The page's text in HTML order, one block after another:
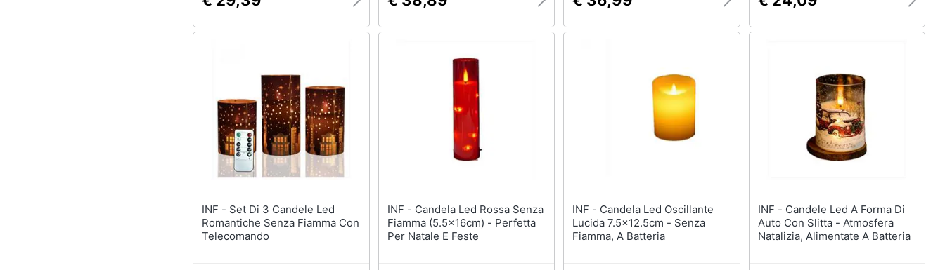
INF - Set Di 3 Candele Led
Romantiche Senza Fiamma Con
Telecomando
INF - Candela Led Rossa Senza
Fiamma (5.5x16cm) - Perfetta
Per Natale E Feste
INF - Candela Led Oscillante
Lucida 7.5x12.5cm - Senza
Fiamma, A Batteria
INF - Candele Led A Forma Di
Auto Con Slitta - Atmosfera
Natalizia, Alimentate A Batteria